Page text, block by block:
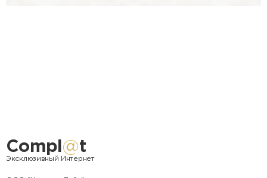
Compl @t
Эксклюзивный Интернет